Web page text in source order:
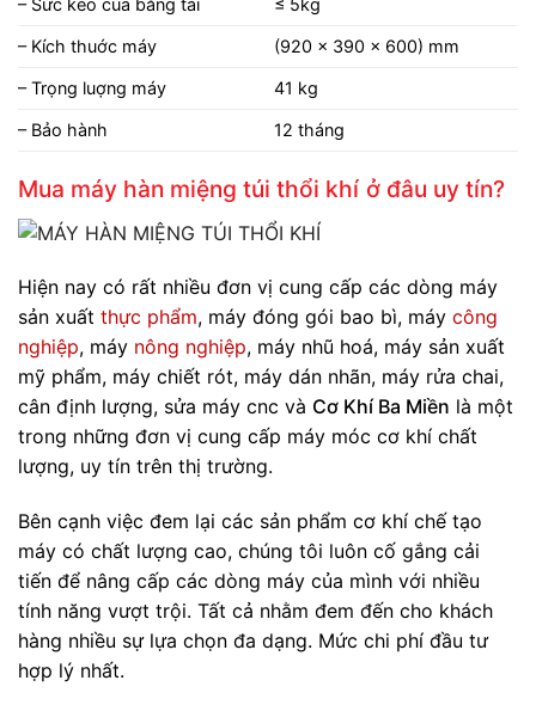
– Kích thuớc máy (920 x 390 x 600) mm
– Trọng luợng máy 41 kg
– Bảo hành 12 tháng
Mua máy hàn miệng túi thổi khí ở đâu uy tín?
Hiện nay có rất nhiều đơn vị cung cấp các dòng máy
sản xuất thực phẩm, máy đóng gói bao bì, máy công
nghiệp, máy nông nghiệp, máy nhũ hoá, máy sản xuất
mỹ phẩm, máy chiết rót, máy dán nhãn, máy rửa chai,
cân định lượng, sửa máy cnc và Cơ Khí Ba Miền là một
trong những đơn vị cung cấp máy móc cơ khí chất
lượng, uy tín trên thị trường.
Bên cạnh việc đem lại các sản phẩm cơ khí chế tạo
máy có chất lượng cao, chúng tôi luôn cố gắng cải
tiến để nâng cấp các dòng máy của mình với nhiều
tính năng vượt trội. Tất cả nhằm đem đến cho khách
hàng nhiều sự lựa chọn đa dạng. Mức chi phí đầu tư
hợp lý nhất.